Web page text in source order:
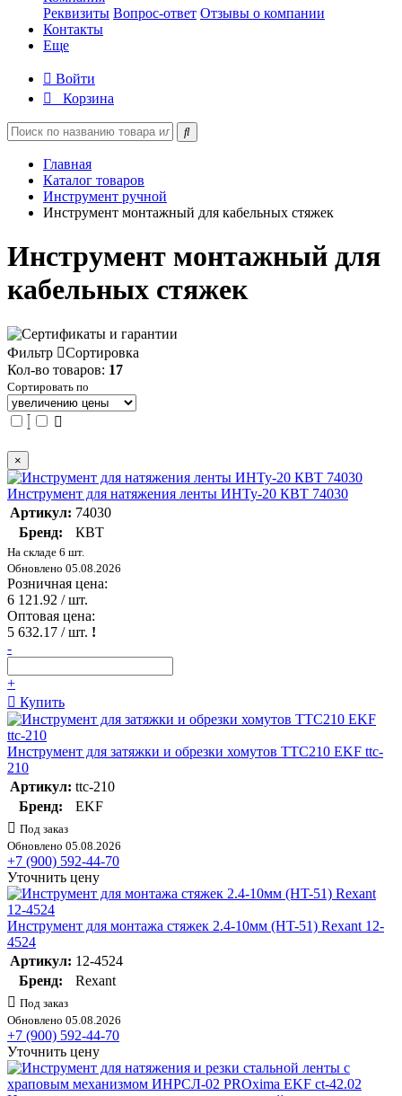
Реквизиты Вопрос-ответ Отзывы о компании
Контакты
Еще
Войти
Корзина
Главная
Каталог товаров
Инструмент ручной
Инструмент монтажный для кабельных стяжек
Инструмент монтажный для
кабельных стяжек
Фильтр
Сортировка
Кол-во товаров: 17
Сортировать по
×
Инструмент для натяжения ленты ИНТу-20 КВТ 74030
Артикул: 74030
Бренд:
КВТ
На складе 6 шт.
Обновлено 05.08.2026
Розничная цена:
6 121.92 / шт.
Оптовая цена:
5 632.17 / шт. !
-
+
Купить
Инструмент для затяжки и обрезки хомутов TTC210 EKF ttc-
210
Артикул: ttc-210
Бренд:
EKF
Под заказ
Обновлено 05.08.2026
+7 (900) 592-44-70
Уточнить цену
Инструмент для монтажа стяжек 2.4-10мм (HT-51) Rexant 12-
4524
Артикул: 12-4524
Бренд:
Rexant
Под заказ
Обновлено 05.08.2026
+7 (900) 592-44-70
Уточнить цену